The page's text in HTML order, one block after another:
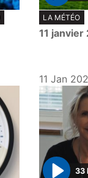
P
l
a
LA MÉTÉO
11 janvier
11 Jan
33